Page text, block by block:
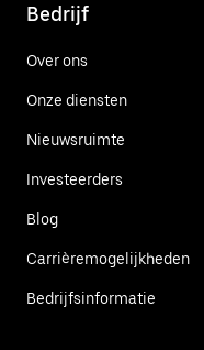
Bedrijf
Over ons
Onze diensten
Nieuwsruimte
Investeerders
Blog
Carrièremogelijkheden
Bedrijfsinformatie